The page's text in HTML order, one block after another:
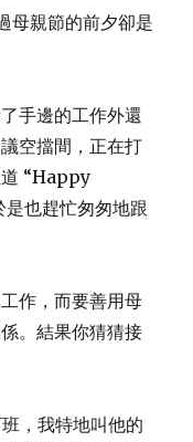
母親節的前夕卻是
手邊的工作外還
空擋間，正在打
道 “Happy
也趕忙匆匆地跟
作，而要善用母
。結果你猜猜接
，我特地叫他的